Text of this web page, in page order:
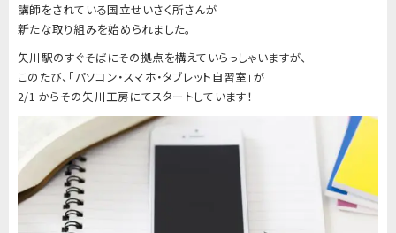
講師をされている国立せいさく所さんが
新たな取り組みを始められました。
矢川駅のすぐそばにその拠点を構えていらっしゃいますが、
このたび、 「パソコン・スマホ・タブレット自習室」 が
2/1 からその矢川工房にてスタートしています！